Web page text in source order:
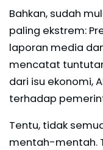
Bahkan, sudah
paling ekstrem:
laporan media
mencatat
dari isu ekonomi,
terhadap
Tentu, tidak
mentah-mentah.